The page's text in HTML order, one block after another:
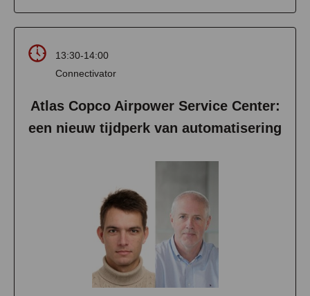
13:30-14:00
Connectivator
Atlas Copco Airpower Service Center:
een nieuw tijdperk van automatisering